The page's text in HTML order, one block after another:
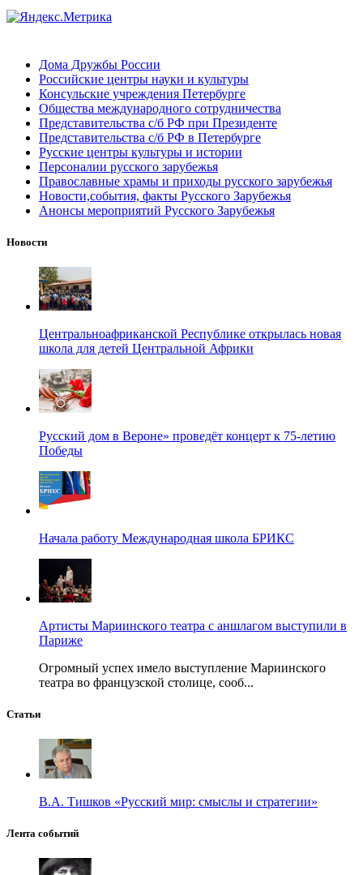
Дома Дружбы России
Российские центры науки и культуры
Консульские учреждения Петербурге
Общества международного сотрудничества
Представительства с/б РФ при Президенте
Представительства с/б РФ в Петербурге
Русские центры культуры и истории
Персоналии русского зарубежья
Православные храмы и приходы русского зарубежья
Новости,события, факты Русского Зарубежья
Анонсы мероприятий Русского Зарубежья
Новости
Центральноафриканской Республике открылась новая
школа для детей Центральной Африки
Русский дом в Вероне» проведёт концерт к 75-летию
Победы
Начала работу Международная школа БРИКС
Артисты Мариинского театра с аншлагом выступили в
Париже
Огромный успех имело выступление Мариинского
театра во французской столице, сооб...
Статьи
В.А. Тишков «Русский мир: смыслы и стратегии»
Лента событий